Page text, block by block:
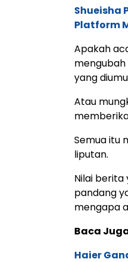
Shueisha
Platform
Apakah
yang
Atau
Semua itu
liputan.
Nilai berita
pandang
mengapa
Baca
Haier